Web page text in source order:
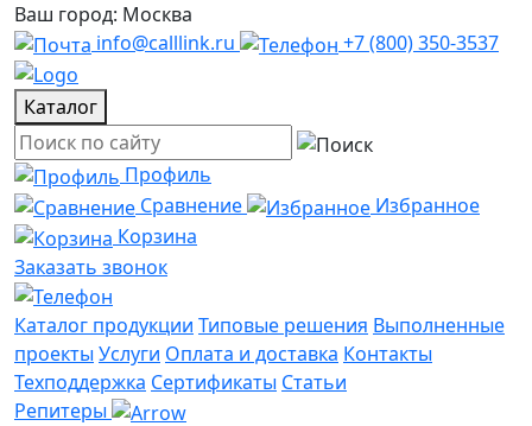
Ваш город: Москва
info@calllink.ru
+7 (800) 350-3537
Каталог
Профиль
Сравнение
Избранное
Корзина
Заказать звонок
Каталог продукции Типовые решения Выполненные
проекты Услуги Оплата и доставка Контакты
Техподдержка Сертификаты Статьи
Репитеры